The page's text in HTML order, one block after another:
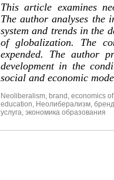
This article examines
The author analyses the
system and trends in the
of globalization. The
expended. The author
development in the
social and economic
Neoliberalism brand economics
education Неолиберализм бренд
услуга экономика образования